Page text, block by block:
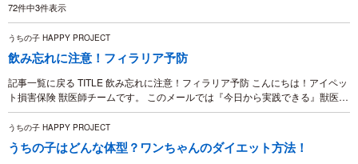
72件中3件表示
うちの子 HAPPY PROJECT
飲み忘れに注意！フィラリア予防
記事一覧に戻る TITLE 飲み忘れに注意！フィラリア予防 こんにちは！アイペッ
ト損害保険 獣医師チームです。 このメールでは『今日から実践できる』獣医視
点での飼い方情報を毎月お伝えしていきます！ 今年も残すところ1か月半とな
り、酷暑...
うちの子 HAPPY PROJECT
うちの子はどんな体型？ワンちゃんのダイエット方法！